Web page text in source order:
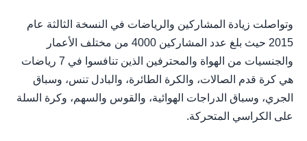
وتواصلت زيادة المشاركين والرياضات في النسخة الثالثة عام
2015 حيث بلغ عدد المشاركين 4000 من مختلف الأعمار
والجنسيات من الهواة والمحترفين الذين تنافسوا في 7 رياضات
هي كرة قدم الصالات، والكرة الطائرة، والبادل تنس، وسباق
الجري، وسباق الدراجات الهوائية، والقوس والسهم، وكرة السلة
على الكراسي المتحركة.